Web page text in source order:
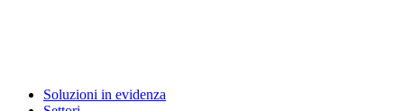
Soluzioni in evidenza